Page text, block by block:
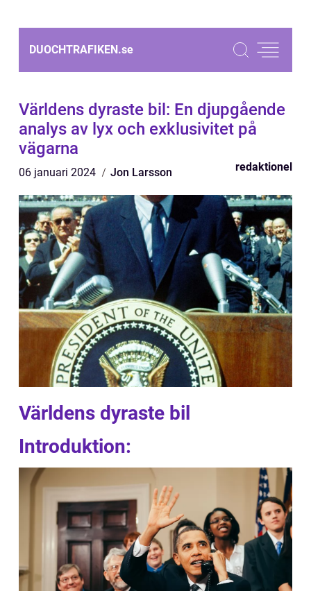
DUOCHTRAFIKEN.se
Världens dyraste bil: En djupgående
analys av lyx och exklusivitet på
vägarna
06 januari 2024 Jon Larsson redaktionel
Världens dyraste bil
Introduktion: